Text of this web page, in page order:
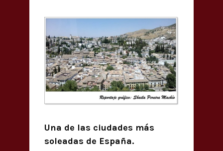
Una de las ciudades más
soleadas de España.